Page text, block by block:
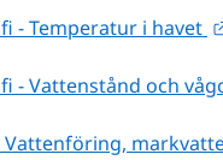
- Temperatur i havet
- Vattenstånd och
Vattenföring,